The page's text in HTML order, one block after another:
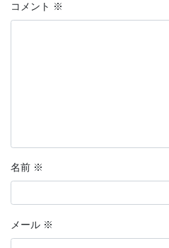
コメント ※
名前 ※
メール ※